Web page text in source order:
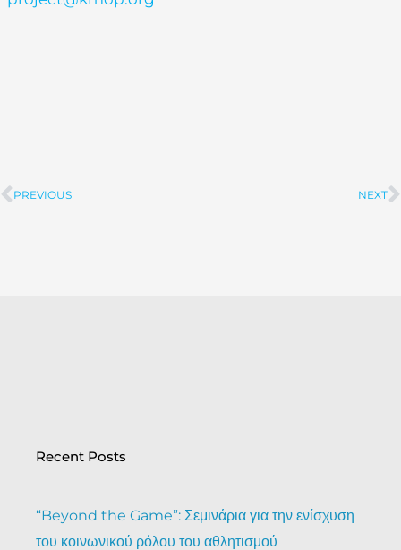
Prev
PREVIOUS NEXT
Recent Posts
“Beyond the Game”: Σεμινάρια για την ενίσχυση
του κοινωνικού ρόλου του αθλητισμού